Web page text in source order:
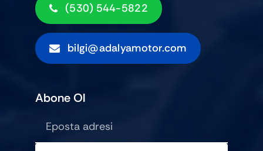
(530) 544-5822
bilgi@adalyamotor.com
Abone Ol